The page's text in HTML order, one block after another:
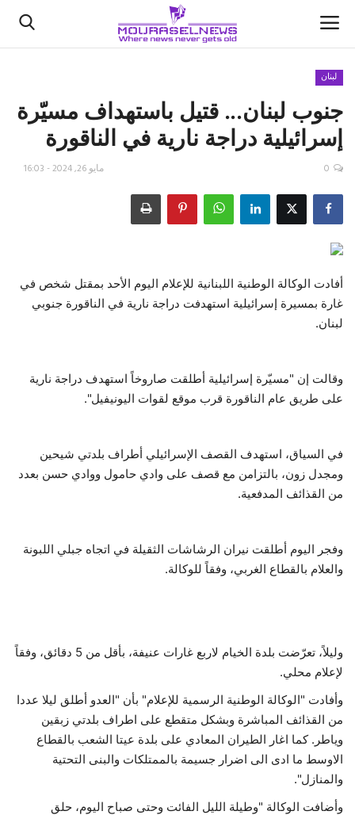
الأخبار
كتّابنا
اقتصاد
رياضة
حياة
لبنان
جنوب لبنان... قتيل باستهداف مسيّرة
إسرائيلية دراجة نارية في ‏الناقورة ‏
مايو 26, 2024 - 16:03 0
أفادت الوكالة الوطنية اللبنانية للإعلام اليوم الأحد بمقتل شخص في
غارة بمسيرة إسرائيلية ‏استهدفت دراجة نارية في الناقورة جنوبي
لبنان. ‏
وقالت إن ‏‏"مسيّرة إسرائيلية أطلقت صاروخاً استهدف دراجة نارية
على ‏طريق عام الناقورة قرب موقع لقوات اليونيفيل".
في السياق، استهدف القصف الإسرائيلي أطراف بلدتي شيحين
ومجدل زون، بالتزامن مع قصف على وادي حامول ووادي حسن بعدد
من القذائف المدفعية.
وفجر اليوم أطلقت نيران الرشاشات الثقيلة في اتجاه جبلي ‏اللبونة
والعلام بالقطاع الغربي، وفقاً للوكالة. ‏
وليلاً، تعرّضت بلدة الخيام لاربع غارات عنيفة، بأقل من 5 ‏دقائق، وفقاً
لإعلام محلي.‏
وأفادت "الوكالة الوطنية الرسمية للإعلام" بأن "العدو أطلق ‏ليلا عددا
من القذائف المباشرة وبشكل متقطع على اطراف ‏بلدتي زبقين
وياطر. كما اغار الطيران المعادي على بلدة عيتا ‏الشعب بالقطاع
الاوسط ما ادى الى اضرار جسيمة بالممتلكات ‏والبنى التحتية
والمنازل". ‏
وأضافت الوكالة "وطيلة الليل الفائت وحتى صباح اليوم، حلق